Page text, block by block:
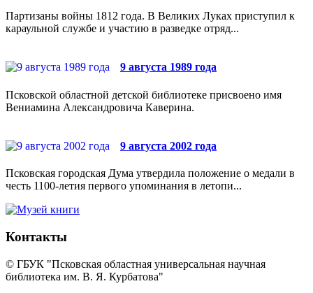
Партизаны войны 1812 года. В Великих Луках приступил к
караульной службе и участию в разведке отряд...
9 августа 1989 года
Псковской областной детской библиотеке присвоено имя
Вениамина Александровича Каверина.
9 августа 2002 года
Псковская городская Дума утвердила положение о медали в
честь 1100-летия первого упоминания в летопи...
Контакты
© ГБУК "Псковская областная универсальная научная
библиотека им. В. Я. Курбатова"